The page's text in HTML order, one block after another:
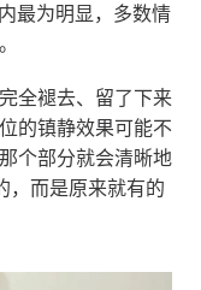
最为明显，多数情
全褪去、留了下来
的镇静效果可能不
个部分就会清晰地
，而是原来就有的